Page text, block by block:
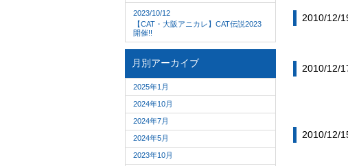
2010/12/
2010/12/
2010/12/
2023/10/12
【CAT・大阪アニカレ】CAT伝説2023
開催!!
月別アーカイブ
2025年1月
2024年10月
2024年7月
2024年5月
2023年10月